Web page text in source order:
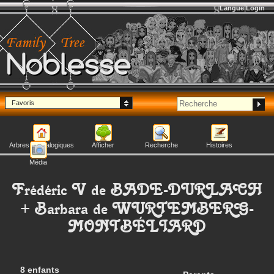
Noblesse
Langue Login
Favoris
Arbres généalogiques Afficher Recherche Histoires
Média
Frédéric V de BADE-DURLACH
+ Barbara de WURTEMBERG-
MONTBÉLIARD
8 enfants